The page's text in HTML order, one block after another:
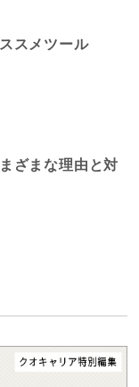
スメツール
ざまな理由と対